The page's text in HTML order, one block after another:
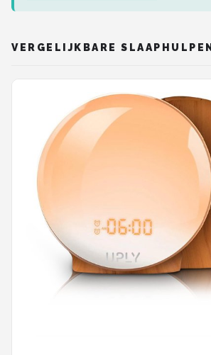
VERGELIJKBARE SLAAPHULPEN